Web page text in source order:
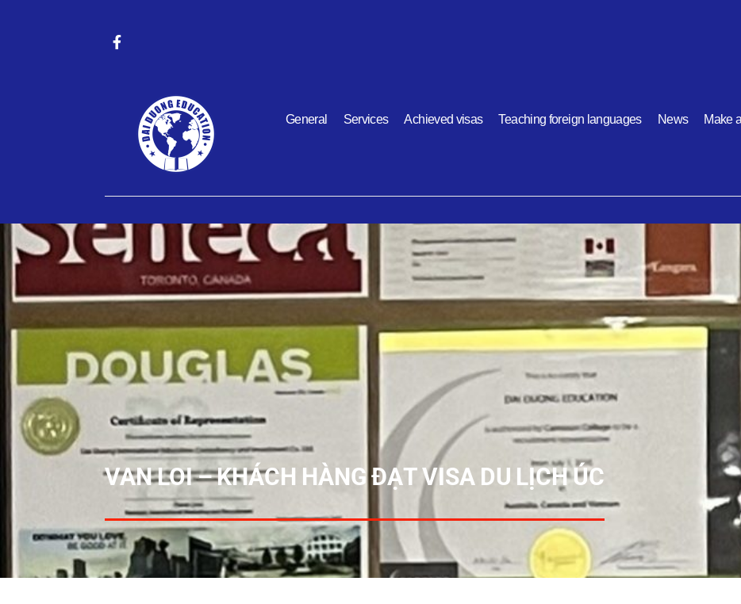
General Services Achieved visas Teaching foreign languages News Make
VAN LOI – KHÁCH HÀNG ĐẠT VISA DU LỊCH ÚC